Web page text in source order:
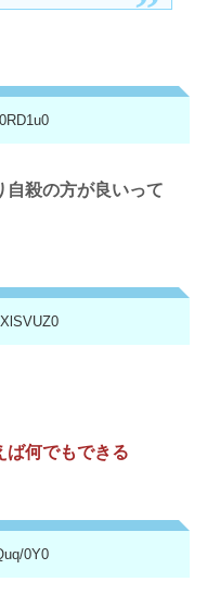
自殺の方が良いって
ば何でもできる
0Y0